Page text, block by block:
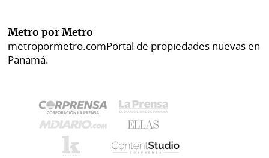
Metro por Metro
metropormetro.comPortal de propiedades nuevas en
Panamá.